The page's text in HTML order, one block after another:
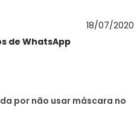
18/07/2020
de WhatsApp
por não usar máscara no